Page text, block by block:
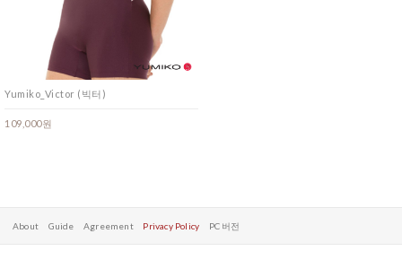
Yumiko_Victor (빅터)
109,000원
About Guide Agreement Privacy Policy PC 버전